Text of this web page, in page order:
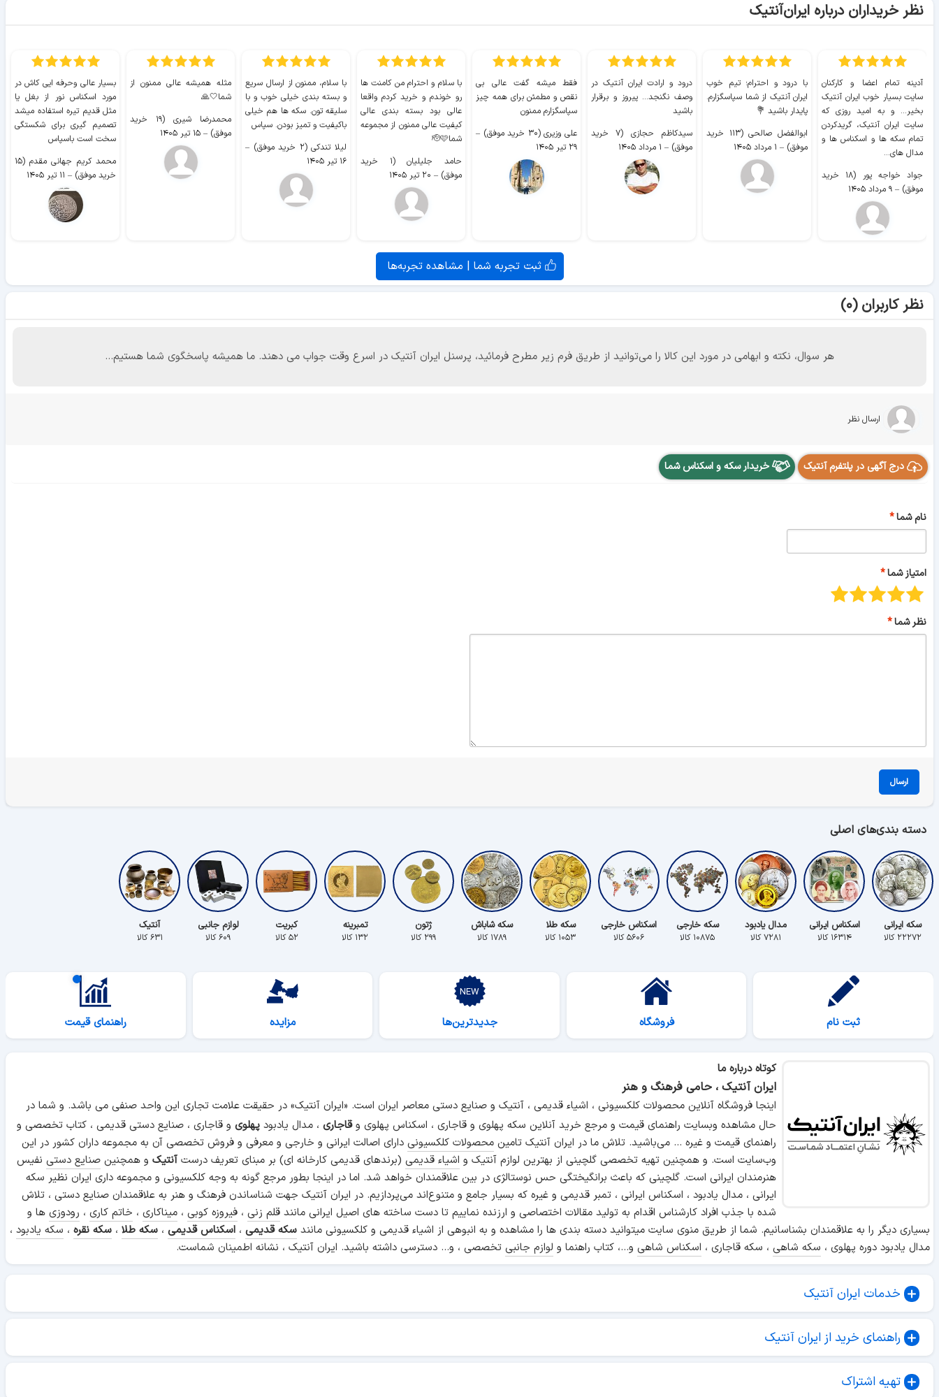
نظر خریداران درباره ایران‌آنتیک
آدینه تمام اعضا و کارکنان
سایت بسیار خوب ايران آنتیک
بخیر... و به امید روزی که
سایت ايران آنتیک، گریدکردن
تمام سکه ها و اسکناس ها و
مدال های...
جواد خواجه پور (۱۸ خرید
موفق) – ۹ مرداد ۱۴۰۵
با درود و احترام؛ تیم خوب
ایران آنتیک از شما سپاسگزارم.
پایدار باشید 💐
ابوالفضل صالحی (۱۱۳ خرید
موفق) – ۱ مرداد ۱۴۰۵
درود و ارادت ایران آنتیک در
وصف نگنجد... پیروز و برقرار
باشید
سیدکاظم حجازی (۷ خرید
موفق) – ۱ مرداد ۱۴۰۵
فقط میشه گفت عالی بی
نقص و مطمئن برای همه چیز
سپاسگزارم ممنون
علی وزیری (۳۰ خرید موفق)
–
۲۹ تیر ۱۴۰۵
با سلام و احترام من کامنت ها
رو خوندم و خرید کردم واقعا
عالی بود بسته بندی عالی
کیفیت عالی ممنون از مجموعه
شما🫡🩷
حامد جلیلیان (۱ خرید
موفق) – ۲۰ تیر ۱۴۰۵
با سلام، ممنون از ارسال سریع
و بسته بندی خیلی خوب و با
سلیقه تون. سکه ها هم خیلی
باکیفیت و تمیز بودن. سپاس
لیلا تندکی (۲ خرید موفق)
–
۱۶ تیر ۱۴۰۵
مثله همیشه عالی ممنون از
شما🤍🙏
محمدرضا شیری (۱۹ خرید
موفق) – ۱۵ تیر ۱۴۰۵
بسیار عالی وحرفه ایی کاش در
مورد اسکناس نور از بغل یا
مثل قدیم تیره استفاده میشد
تصمیم گیری برای شکستگی
سخت است باسپاس
محمد کریم جهانی مقدم (۱۵
خرید موفق) – ۱۱ تیر ۱۴۰۵
ثبت تجربه شما | مشاهده تجربه‌ها
نظر کاربران (۰)
هر سوال، نکته و ابهامی در مورد این کالا را می‌توانید از طریق فرم زیر مطرح فرمائید، پرسنل ایران آنتیک در اسرع وقت جواب می دهند. ما همیشه پاسخگوی شما هستیم...
ارسال نظر
درج آگهی در پلتفرم آنتیک خریدار سکه و اسکناس شما
نام شما
امتیاز شما
نظر شما
ارسال
دسته بندی‌های اصلی
سکه ایرانی
۲۲۲۷۲ کالا
اسکناس ایرانی
۱۶۳۱۴ کالا
مدال یادبود
۷۲۸۱ کالا
سکه خارجی
۱۰۸۷۵ کالا
اسکناس خارجی
۵۶۰۶ کالا
سکه طلا
۱۰۵۳ کالا
سکه شاباش
۱۷۸۹ کالا
ژتون
۲۹۹ کالا
تمبرینه
۱۳۲ کالا
کبریت
۵۲ کالا
لوازم جانبی
۶۰۹ کالا
آنتیک
۶۳۱ کالا
ثبت نام فروشگاه جدیدترین‌ها مزایده راهنمای قیمت
کوتاه درباره ما
ایران آنتیک ، حامی فرهنگ و هنر
اینجا فروشگاه آنلاین محصولات کلکسیونی ، اشیاء قدیمی ، آنتیک و صنایع دستی معاصر ایران است. «ایران آنتیک» در حقیقت علامت تجاری این واحد صنفی می باشد. و شما در
حال مشاهده وبسایت راهنمای قیمت و مرجع خرید آنلاین سکه پهلوی و قاجاری ، اسکناس پهلوی وقاجاری ، مدال یادبود پهلوی و قاجاری ، صنایع دستی قدیمی ، کتاب تخصصی و
راهنمای قیمت و غیره ... می‌باشید. تلاش ما در ایران آنتیک تامین محصولات کلکسیونی دارای اصالت ایرانی و خارجی و معرفی و فروش تخصصی آن به مجموعه داران کشور در این
وب‌سایت است. و همچنین تهیه تخصصی گلچینی از بهترین لوازم آنتیک و اشیاء قدیمی (برندهای قدیمی کارخانه ای) بر مبنای تعریف درست آنتیک و همچنین صنایع دستی نفیس
هنرمندان ایرانی است. گلچینی که باعث برانگیختگی حس نوستالژی در بین علاقمندان خواهد شد. اما در اینجا بطور مرجع گونه به وجه کلکسیونی و مجموعه داری ایران نظیر سکه
ایرانی ، مدال یادبود ، اسکناس ایرانی ، تمبر قدیمی و غیره که بسیار جامع و متنوع‌اند می‌پردازیم. در ایران آنتیک جهت شناساندن فرهنگ و هنر به علاقمندان صنایع دستی ، تلاش
شده با جذب افراد کارشناس اقدام به تولید مقالات اختصاصی و ارزنده نماییم تا دست ساخته های اصیل ایرانی مانند قلم زنی ، فیروزه کوبی ، میناکاری ، خاتم کاری ، رودوزی ها و
بسیاری دیگر را به علاقمندان بشناسانیم. شما از طریق منوی سایت میتوانید دسته بندی ها را مشاهده و به انبوهی از اشیاء قدیمی و کلکسیونی مانند سکه قدیمی ، اسکناس قدیمی ، سکه طلا ، سکه نقره ، سکه یادبود ،
مدال یادبود دوره پهلوی ، سکه شاهی ، سکه قاجاری ، اسکناس شاهی و...، کتاب راهنما و لوازم جانبی تخصصی ، و... دسترسی داشته باشید. ایران آنتیک ، نشانه اطمینان شماست.
خدمات ایران آنتیک
راهنمای خرید از ایران آنتیک
تهیه اشتراک